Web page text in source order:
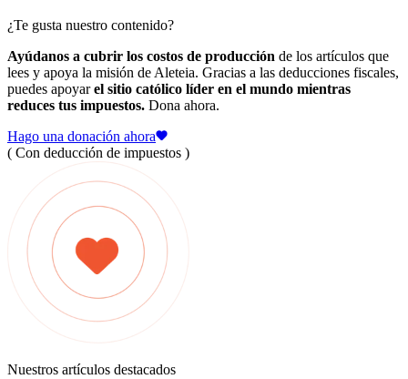
¿Te gusta nuestro contenido?
Ayúdanos a cubrir los costos de producción de los artículos que
lees y apoya la misión de Aleteia. Gracias a las deducciones fiscales,
puedes apoyarel sitio católico líder en el mundo mientras
reduces tus impuestos. Dona ahora.
Hago una donación ahora
( Con deducción de impuestos )
Nuestros artículos destacados